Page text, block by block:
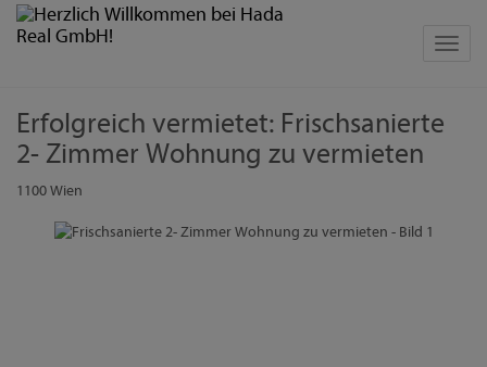
Erfolgreich vermietet: Frischsanierte
2- Zimmer Wohnung zu vermieten
1100 Wien